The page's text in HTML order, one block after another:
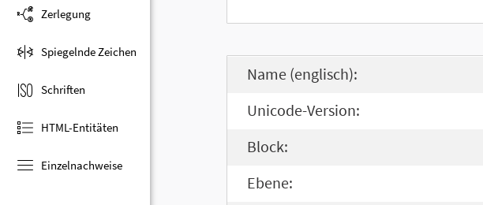
Zerlegung
Spiegelnde Zeichen
Schriften
HTML-Entitäten
Einzelnachweise
Name (englisch):
Unicode-Version:
Block:
Ebene: